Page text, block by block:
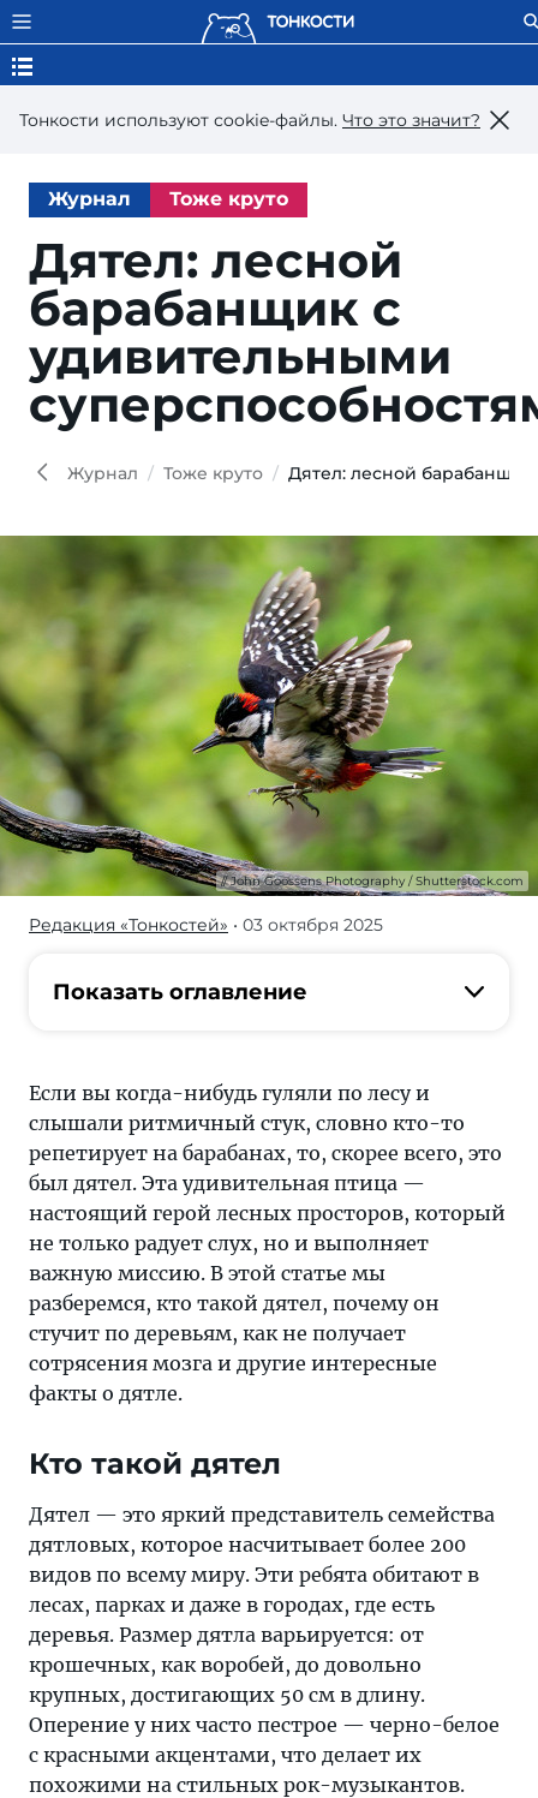
Тонкости используют сookie-файлы. Что это значит?
Журнал Тоже круто
Дятел: лесной
барабанщик с
удивительными
Журнал Тоже круто Дятел: лесной
John Goossens Photography / Shutterstock.com
Узнайте
барабанщике
уникальными
суперспособностями:
кормится,
защищает
территорию,
строит
гнезда
помогает
леса.
Редакция «Тонкостей» • 03 октября 2025
Показать оглавление
Если вы когда-нибудь гуляли по лесу и
слышали ритмичный стук, словно кто-то
репетирует на барабанах, то, скорее всего, это
был дятел. Эта удивительная птица —
настоящий герой лесных просторов, который
не только радует слух, но и выполняет
важную миссию. В этой статье мы
разберемся, кто такой дятел, почему он
стучит по деревьям, как не получает
сотрясения мозга и другие интересные
факты о дятле.
Кто такой дятел
Дятел — это яркий представитель семейства
дятловых, которое насчитывает более 200
видов по всему миру. Эти ребята обитают в
лесах, парках и даже в городах, где есть
деревья. Размер дятла варьируется: от
крошечных, как воробей, до довольно
крупных, достигающих 50 см в длину.
Оперение у них часто пестрое — черно-белое
с красными акцентами, что делает их
похожими на стильных рок-музыкантов.